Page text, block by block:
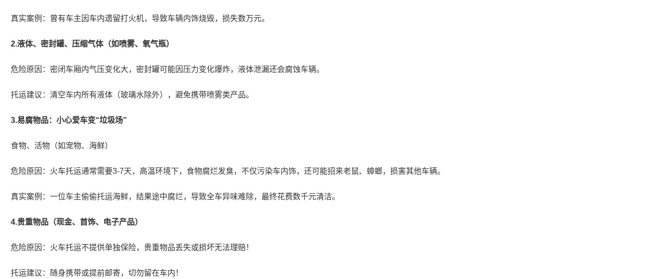
真实案例：曾有车主因车内遗留打火机，导致车辆内饰烧毁，损失数万元。
2.液体、密封罐、压缩气体（如喷雾、氧气瓶）
危险原因：密闭车厢内气压变化大，密封罐可能因压力变化爆炸，液体泄漏还会腐蚀车辆。
托运建议：清空车内所有液体（玻璃水除外），避免携带喷雾类产品。
3.易腐物品：小心爱车变“垃圾场”
食物、活物（如宠物、海鲜）
危险原因：火车托运通常需要3-7天，高温环境下，食物腐烂发臭，不仅污染车内饰，还可能招来老鼠、蟑螂，损害其他车辆。
真实案例：一位车主偷偷托运海鲜，结果途中腐烂，导致全车异味难除，最终花费数千元清洁。
4.贵重物品（现金、首饰、电子产品）
危险原因：火车托运不提供单独保险，贵重物品丢失或损坏无法理赔！
托运建议：随身携带或提前邮寄，切勿留在车内！